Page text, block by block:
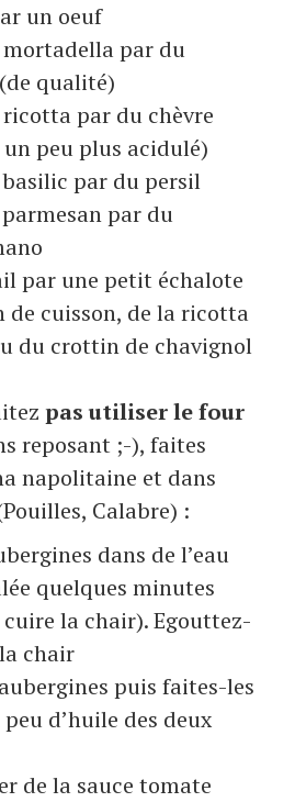
un oeuf
par du
qualité)
par du chèvre
peu plus acidulé)
par du persil
par du
par une petit échalote
de cuisson, de la ricotta
du crottin de chavignol
pas utiliser le four
reposant ;-), faites
napolitaine et dans
Calabre) :
dans de l’eau
quelques minutes
la chair). Egouttez-
chair
puis faites-les
d’huile des deux
de la sauce tomate